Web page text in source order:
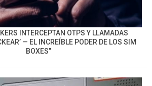
INTERCEPTAN OTPS Y LLAMADAS
— EL INCREÍBLE PODER DE LOS SIM
BOXES”